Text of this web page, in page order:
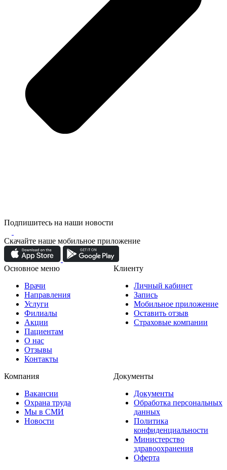
Подпишитесь на наши новости
Скачайте наше мобильное приложение
Основное меню
Врачи
Направления
Услуги
Филиалы
Акции
Пациентам
О нас
Отзывы
Контакты
Клиенту
Личный кабинет
Запись
Мобильное приложение
Оставить отзыв
Страховые компании
Компания
Вакансии
Охрана труда
Мы в СМИ
Новости
Документы
Документы
Обработка персональных
данных
Политика
конфиденциальности
Министерство
здравоохранения
Оферта